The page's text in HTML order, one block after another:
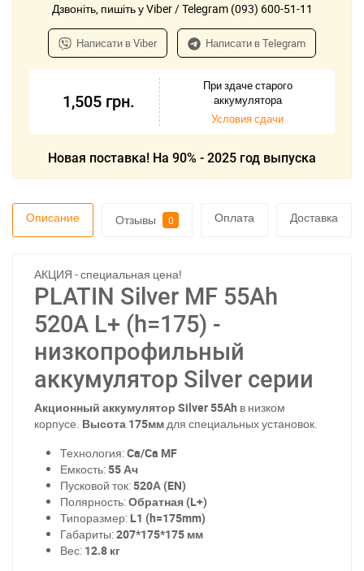
Дзвоніть, пишіть у Viber / Telegram (093) 600-51-11
Написати в Viber Написати в Telegram
1,505 грн.
При здаче старого
аккумулятора
Условия сдачи
Новая поставка! На 90% - 2025 год выпуска
Описание Отзывы 0 Оплата Доставка
АКЦИЯ - специальная цена!
PLATIN Silver MF 55Ah
520A L+ (h=175) -
низкопрофильный
аккумулятор Silver серии
Акционный аккумулятор Silver 55Ah в низком
корпусе. Высота 175ммдля специальных установок.
Технология:Ca/Ca MF
Емкость:55 Ач
Пусковой ток:520А (EN)
Полярность:Обратная (L+)
Типоразмер: L1 (h=175mm)
Габариты:207*175*175 мм
Вес: 12.8 кг